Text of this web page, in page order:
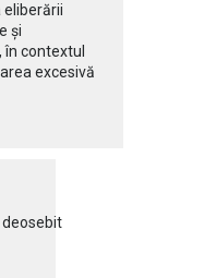
eliberării
și
contextul
excesivă
deosebit